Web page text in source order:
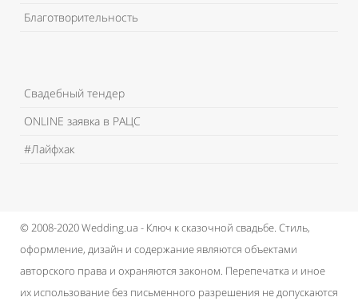
Благотворительность
Свадебный тендер
ONLINE заявка в РАЦС
#Лайфхак
© 2008-2020 Wedding.ua - Ключ к сказочной свадьбе. Стиль,
оформление, дизайн и содержание являются объектами
авторского права и охраняются законом. Перепечатка и иное
их использование без письменного разрешения не допускаются